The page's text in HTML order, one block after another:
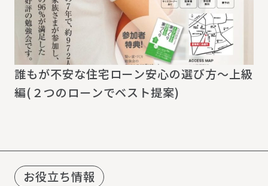
誰もが不安な住宅ローン安心の選び方～上級
編(２つのローンでベスト提案)
お役立ち情報